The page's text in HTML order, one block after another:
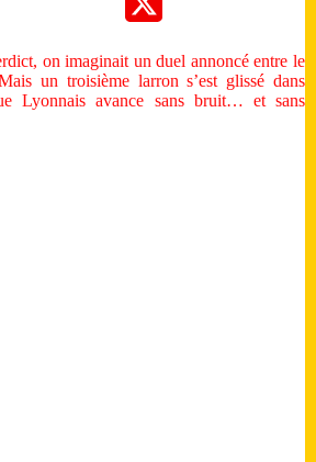
on imaginait un duel annoncé entre le
un troisième larron s’est glissé dans
Lyonnais avance sans bruit… et sans